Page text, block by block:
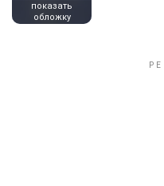
показать
обложку